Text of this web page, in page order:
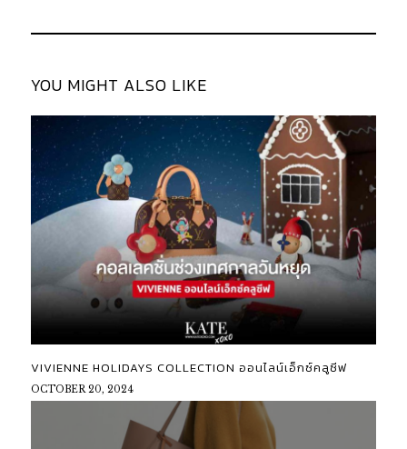
YOU MIGHT ALSO LIKE
VIVIENNE HOLIDAYS COLLECTION ออนไลน์เอ็กซ์คลูซีฟ
OCTOBER 20, 2024